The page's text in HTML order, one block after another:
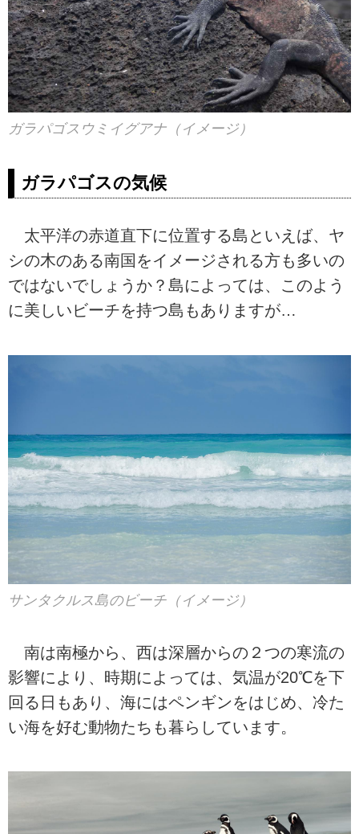
ガラパゴスウミイグアナ（イメージ）
ガラパゴスの気候
太平洋の赤道直下に位置する島といえば、ヤ
シの木のある南国をイメージされる方も多いの
ではないでしょうか？島によっては、このよう
に美しいビーチを持つ島もありますが…
サンタクルス島のビーチ（イメージ）
南は南極から、西は深層からの２つの寒流の
影響により、時期によっては、気温が20℃を下
回る日もあり、海にはペンギンをはじめ、冷た
い海を好む動物たちも暮らしています。